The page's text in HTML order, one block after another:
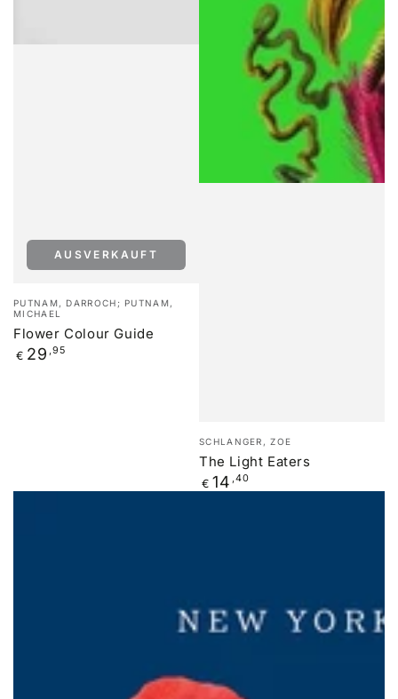
Verkäufer/in:
PUTNAM, DARROCH; PUTNAM,
MICHAEL
Flower Colour Guide
Regulärer
€ 29 ,95
AUSVERKAUFT
Verkäufer/in:
SCHLANGER, ZOE
The Light Eaters
Regulärer
Preis
€ 14 ,40